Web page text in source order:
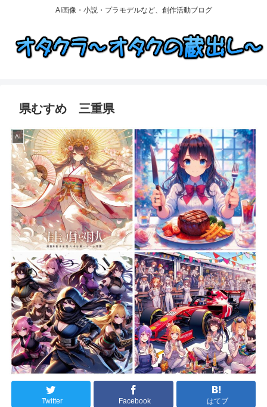
AI画像・小説・プラモデルなど、創作活動ブログ
県むすめ 三重県
AI
Twitter Facebook はてブ